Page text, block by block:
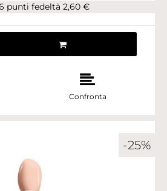
punti fedeltà 2,60 €
Confronta
-25%